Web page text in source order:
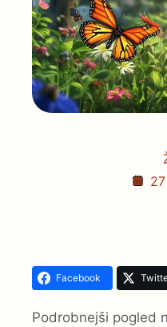
Facebook
Podrobnejši pogled